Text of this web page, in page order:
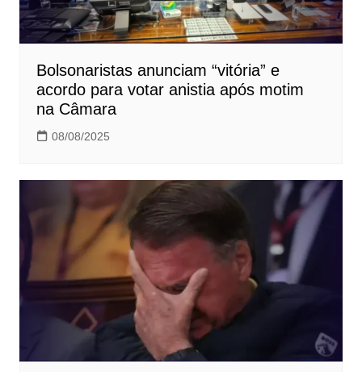
Bolsonaristas anunciam “vitória” e
acordo para votar anistia após motim
na Câmara
08/08/2025